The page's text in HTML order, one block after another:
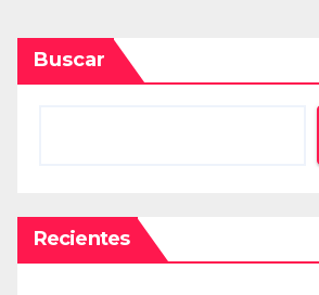
Buscar
Recientes